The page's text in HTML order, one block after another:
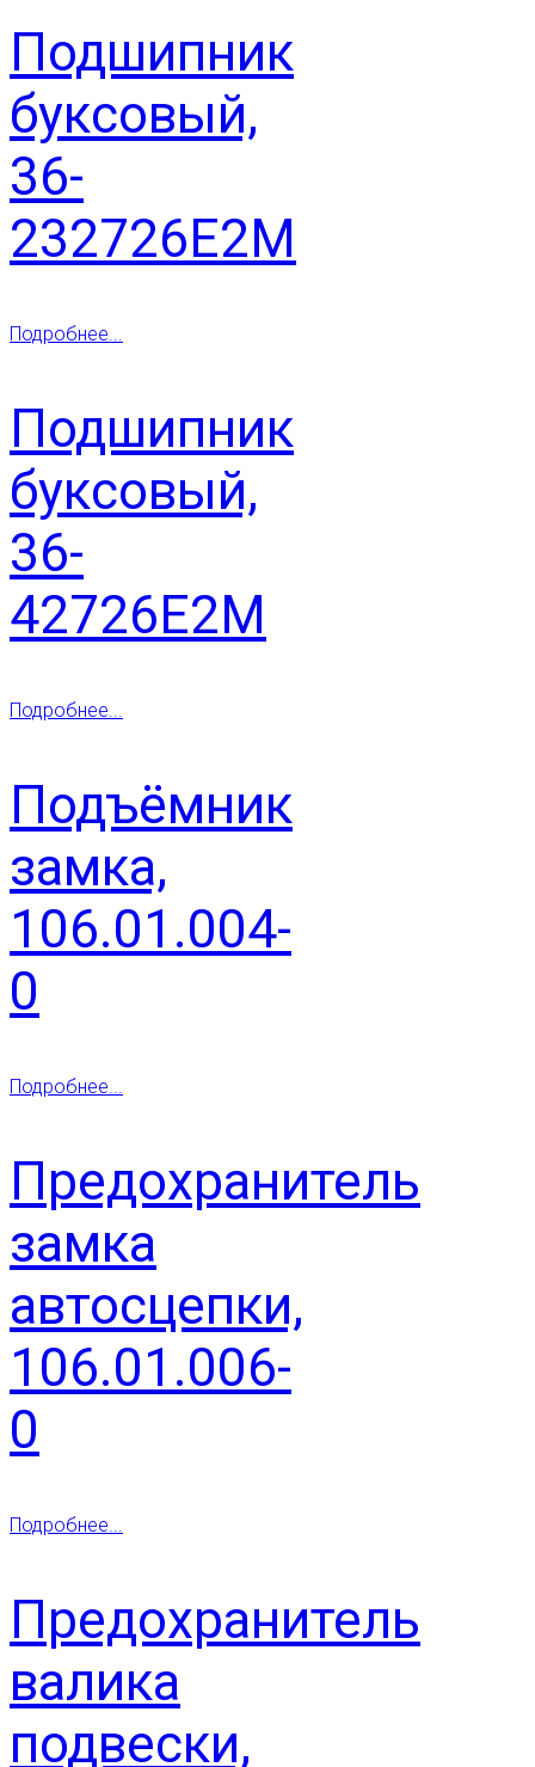
Подшипник
буксовый,
36-
232726Е2М
Подробнее...
Подшипник
буксовый,
36-
42726Е2М
Подробнее...
Подъёмник
замка,
106.01.004-
0
Подробнее...
Предохранитель
замка
автосцепки,
106.01.006-
0
Подробнее...
Предохранитель
валика
подвески,